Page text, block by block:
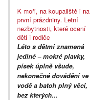
K moři, na koupaliště i na
první prázdniny. Letní
nezbytnosti, které ocení
děti i rodiče
Léto s dětmi znamená
jediné – mokré plavky,
písek úplně všude,
nekonečné dovádění ve
vodě a batoh plný věcí,
bez kterých...